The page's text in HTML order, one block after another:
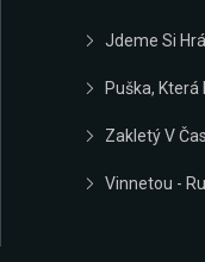
Jdeme Si
Puška, Která
Zakletý V
Vinnetou -